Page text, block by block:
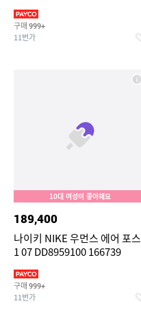
구매 999+
11번가
10대 여성이 좋아해요
189,400
나이키 NIKE 우먼스 에어 포스
1 07 DD8959100 166739
구매 999+
11번가